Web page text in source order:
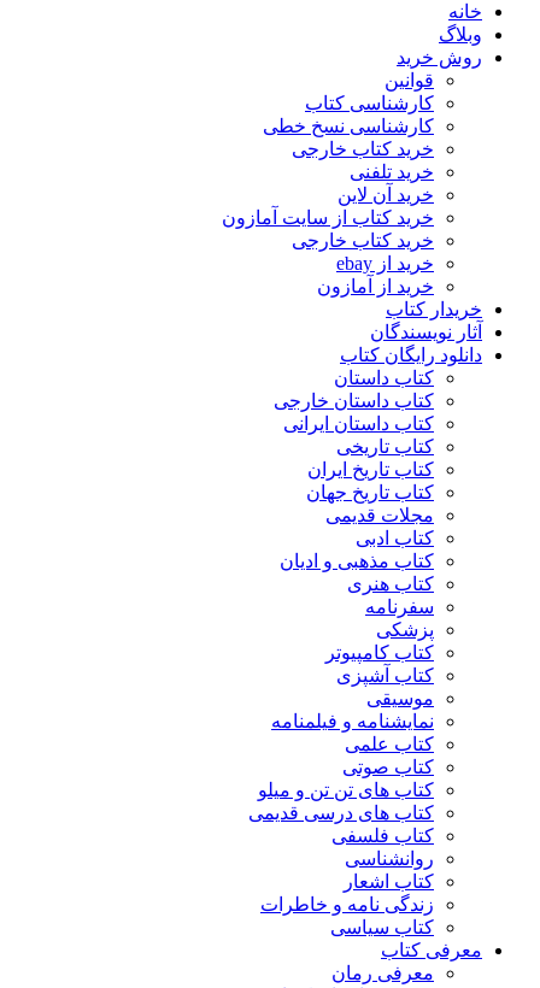
خانه
وبلاگ
روش خرید
قوانین
کارشناسی کتاب
کارشناسی نسخ خطی
خرید کتاب خارجی
خرید تلفنی
خرید آن لاین
خرید کتاب از سایت آمازون
خرید کتاب خارجی
خرید از ebay
خرید از آمازون
خریدار کتاب
آثار نویسندگان
دانلود رایگان کتاب
کتاب داستان
کتاب داستان خارجی
کتاب داستان ایرانی
کتاب تاریخی
کتاب تاریخ ایران
کتاب تاریخ جهان
مجلات قدیمی
کتاب ادبی
کتاب مذهبی و ادیان
کتاب هنری
سفرنامه
پزشکی
کتاب کامپیوتر
کتاب آشپزی
موسیقی
نمایشنامه و فیلمنامه
کتاب علمی
کتاب صوتی
کتاب های تن تن و میلو
کتاب های درسی قدیمی
کتاب فلسفی
روانشناسی
کتاب اشعار
زندگی نامه و خاطرات
کتاب سیاسی
معرفی کتاب
معرفی رمان